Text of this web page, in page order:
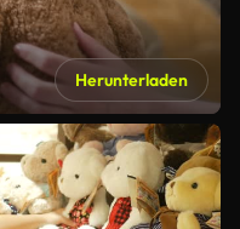
Herunterladen